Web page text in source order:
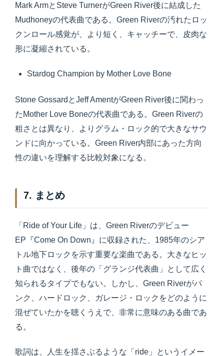
Mark ArmとSteve TurnerがGreen River後に結成した
Mudhoneyの代表曲である。Green Riverの汚れたロッ
クンロール感覚が、より短く、キャッチーで、皮肉な
形に凝縮されている。
Stardog Champion by Mother Love Bone
Stone GossardとJeff AmentがGreen River後に関わっ
たMother Love Boneの代表曲である。Green Riverの
粗さとは異なり、よりグラム・ロック的で大きなサウ
ンドに向かっている。Green River内部にあった方向
性の違いを理解する比較対象になる。
7. まとめ
「Ride of Your Life」は、Green Riverのデビュー
EP『Come On Down』に収録された、1985年のシア
トル地下ロックを示す重要な楽曲である。大きなヒッ
ト曲ではなく、後年の「グランジ代表曲」として広く
知られるタイプでもない。しかし、Green Riverがパ
ンク、ハードロック、ガレージ・ロックをどのように
混ぜていたかを聴くうえで、非常に意味のある曲であ
る。
歌詞は、人生を揺さぶるような「ride」というイメー